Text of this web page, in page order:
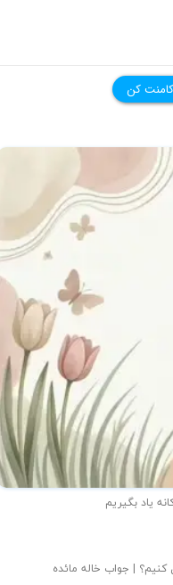
کامنت کن
ياد بگیریم
| جواب خاله مائده